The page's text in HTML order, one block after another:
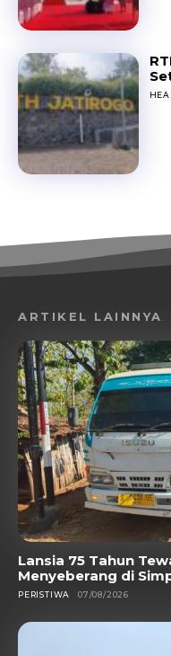
ARTIKEL LAINNYA
Lansia 75 Tahun
Menyeberang di
PERISTIWA 07/08/2026